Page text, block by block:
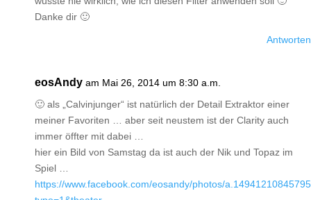
Danke dir 🙂
Antworten
eosAndy am Mai 26, 2014 um 8:30 a.m.
🙂 als „Calvinjunger“ ist natürlich der Detail Extraktor einer
meiner Favoriten … aber seit neustem ist der Clarity auch
immer öffter mit dabei …
hier ein Bild von Samstag da ist auch der Nik und Topaz im
Spiel …
https://www.facebook.com/eosandy/photos/